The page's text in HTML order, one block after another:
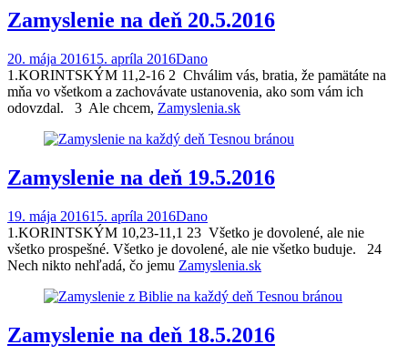
Zamyslenie na deň 20.5.2016
20. mája 201615. apríla 2016Dano
1.KORINTSKÝM 11,2-16 2 Chválim vás, bratia, že pamätáte na
mňa vo všetkom a zachovávate ustanovenia, ako som vám ich
odovzdal. 3 Ale chcem, Zamyslenia.sk
Zamyslenie na deň 19.5.2016
19. mája 201615. apríla 2016Dano
1.KORINTSKÝM 10,23-11,1 23 Všetko je dovolené, ale nie
všetko prospešné. Všetko je dovolené, ale nie všetko buduje. 24
Nech nikto nehľadá, čo jemu Zamyslenia.sk
Zamyslenie na deň 18.5.2016